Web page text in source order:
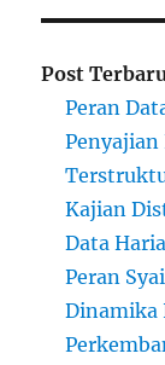
Post
Peran
Kajian
Data
Peran
Dinamika